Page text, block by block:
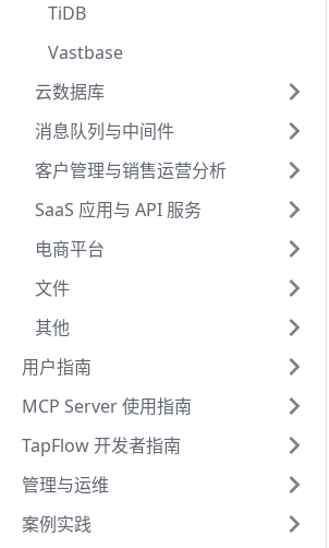
TiDB
Vastbase
云数据库
消息队列与中间件
客户管理与销售运营分析
SaaS 应用与 API 服务
电商平台
文件
其他
用户指南
MCP Server 使用指南
TapFlow 开发者指南
管理与运维
案例实践